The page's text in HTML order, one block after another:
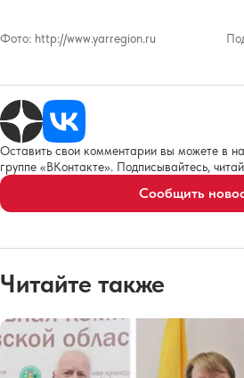
Фото: http://www.yarregion.ru
Оставить свои комментарии вы можете в
группе «ВКонтакте». Подписывайтесь,
Сообщить
Читайте также